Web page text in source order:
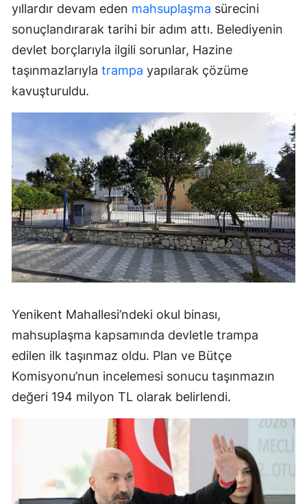
yıllardır devam eden mahsuplaşma sürecini
sonuçlandırarak tarihi bir adım attı. Belediyenin
devlet borçlarıyla ilgili sorunlar, Hazine
taşınmazlarıyla trampa yapılarak çözüme
kavuşturuldu.
Yenikent Mahallesi’ndeki okul binası,
mahsuplaşma kapsamında devletle trampa
edilen ilk taşınmaz oldu. Plan ve Bütçe
Komisyonu’nun incelemesi sonucu taşınmazın
değeri 194 milyon TL olarak belirlendi.